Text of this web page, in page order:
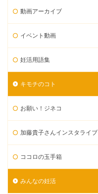
動画アーカイブ
イベント動画
妊活用語集
キモチのコト
お願い！ジネコ
加藤貴子さんインスタライブ
ココロの玉手箱
みんなの妊活